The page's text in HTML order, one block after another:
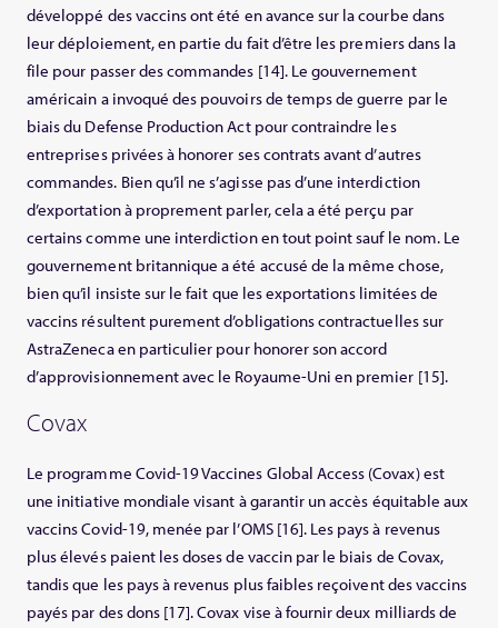
développé des vaccins ont été en avance sur la courbe dans
leur déploiement, en partie du fait d’être les premiers dans la
file pour passer des commandes [14]. Le gouvernement
américain a invoqué des pouvoirs de temps de guerre par le
biais du Defense Production Act pour contraindre les
entreprises privées à honorer ses contrats avant d’autres
commandes. Bien qu’il ne s’agisse pas d’une interdiction
d’exportation à proprement parler, cela a été perçu par
certains comme une interdiction en tout point sauf le nom. Le
gouvernement britannique a été accusé de la même chose,
bien qu’il insiste sur le fait que les exportations limitées de
vaccins résultent purement d’obligations contractuelles sur
AstraZeneca en particulier pour honorer son accord
d’approvisionnement avec le Royaume-Uni en premier [15].
Covax
Le programme Covid-19 Vaccines Global Access (Covax) est
une initiative mondiale visant à garantir un accès équitable aux
vaccins Covid-19, menée par l’OMS [16]. Les pays à revenus
plus élevés paient les doses de vaccin par le biais de Covax,
tandis que les pays à revenus plus faibles reçoivent des vaccins
payés par des dons [17]. Covax vise à fournir deux milliards de